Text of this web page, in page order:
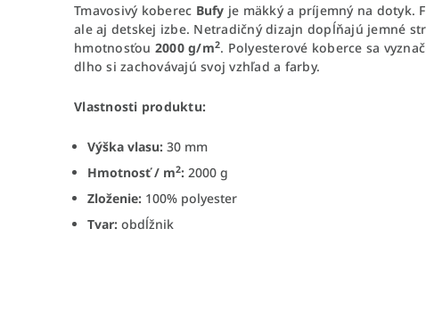
Tmavosivý koberec Bufy je mäkký a príjemný na dotyk.
ale aj detskej izbe. Netradičný dizajn dopĺňajú jemné
hmotnosťou 2000 g/m2. Polyesterové koberce sa
dlho si zachovávajú svoj vzhľad a farby.
Vlastnosti produktu:
Výška vlasu: 30 mm
Hmotnosť / m2: 2000 g
Zloženie: 100% polyester
Tvar: obdĺžnik